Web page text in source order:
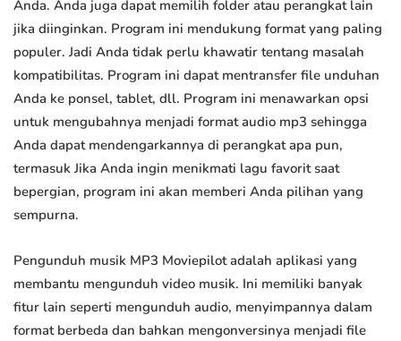
Anda. Anda juga dapat memilih folder atau perangkat lain
jika diinginkan. Program ini mendukung format yang paling
populer. Jadi Anda tidak perlu khawatir tentang masalah
kompatibilitas. Program ini dapat mentransfer file unduhan
Anda ke ponsel, tablet, dll. Program ini menawarkan opsi
untuk mengubahnya menjadi format audio mp3 sehingga
Anda dapat mendengarkannya di perangkat apa pun,
termasuk Jika Anda ingin menikmati lagu favorit saat
bepergian, program ini akan memberi Anda pilihan yang
sempurna.
Pengunduh musik MP3 Moviepilot adalah aplikasi yang
membantu mengunduh video musik. Ini memiliki banyak
fitur lain seperti mengunduh audio, menyimpannya dalam
format berbeda dan bahkan mengonversinya menjadi file